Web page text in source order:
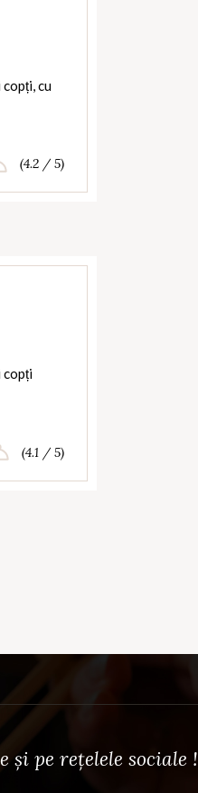
cu
(4.2 / 5)
copți
(4.1 / 5)
și pe rețelele sociale !